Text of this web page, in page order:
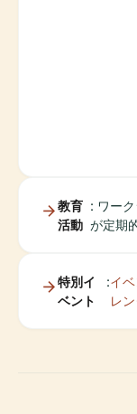
教育
活動
: ワー
が定期
特別イ
ベント
:イ
レ